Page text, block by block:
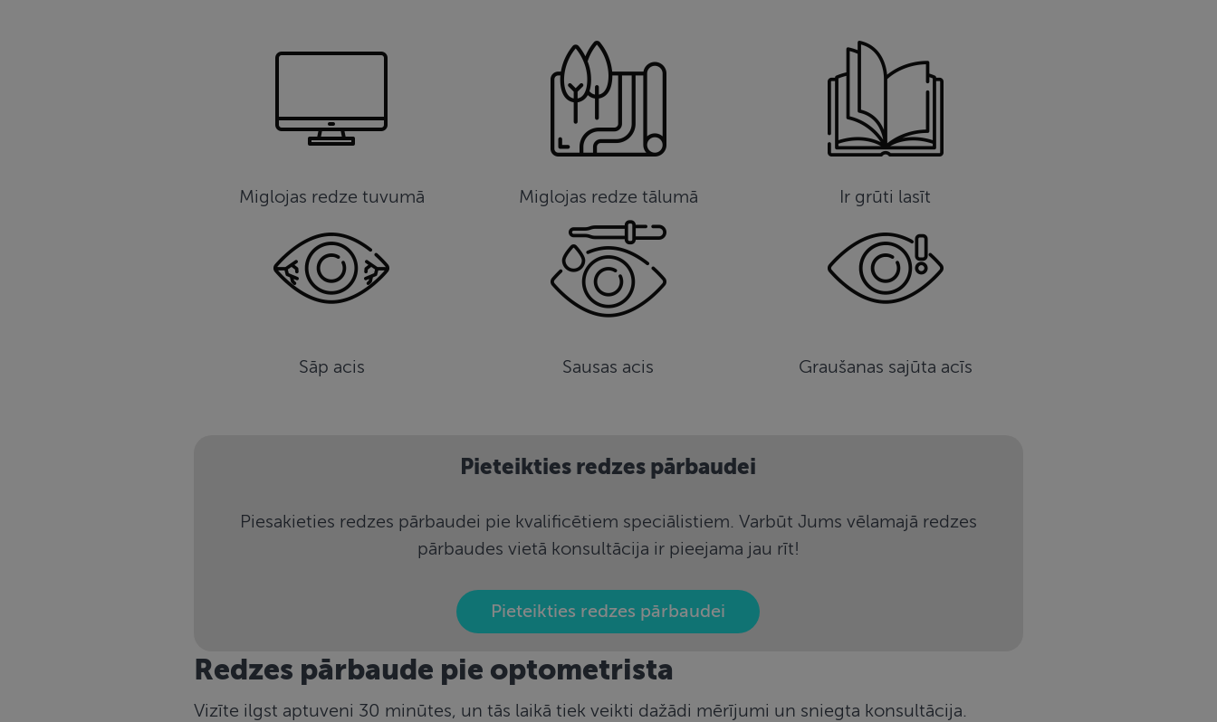
Miglojas redze tuvumā Miglojas redze tālumā Ir grūti lasīt
Sāp acis Sausas acis Graušanas sajūta acīs
Pieteikties redzes pārbaudei
Piesakieties redzes pārbaudei pie kvalificētiem speciālistiem. Varbūt Jums vēlamajā redzes
pārbaudes vietā konsultācija ir pieejama jau rīt!
Pieteikties redzes pārbaudei
Redzes pārbaude pie optometrista
Vizīte ilgst aptuveni 30 minūtes, un tās laikā tiek veikti dažādi mērījumi un sniegta konsultācija.